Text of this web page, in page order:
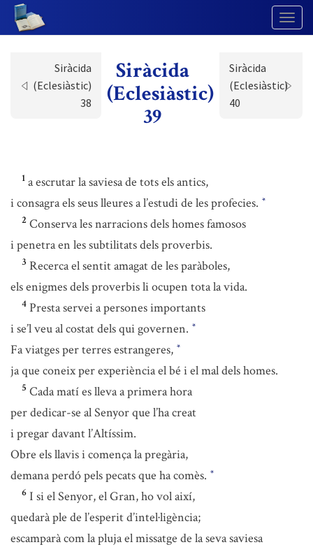
Siràcida
(Eclesiàstic)
38
Siràcida
(Eclesiàstic)
39
Siràcida
(Eclesiàstic)
40
1 a escrutar la saviesa de tots els antics,
i consagra els seus lleures a l’estudi de les profecies. *
2 Conserva les narracions dels homes famosos
i penetra en les subtilitats dels proverbis.
3 Recerca el sentit amagat de les paràboles,
els enigmes dels proverbis li ocupen tota la vida.
4 Presta servei a persones importants
i se’l veu al costat dels qui governen. *
Fa viatges per terres estrangeres, *
ja que coneix per experiència el bé i el mal dels homes.
5 Cada matí es lleva a primera hora
per dedicar-se al Senyor que l’ha creat
i pregar davant l’Altíssim.
Obre els llavis i comença la pregària,
demana perdó pels pecats que ha comès. *
6 I si el Senyor, el Gran, ho vol així,
quedarà ple de l’esperit d’intel·ligència;
escamparà com la pluja el missatge de la seva saviesa